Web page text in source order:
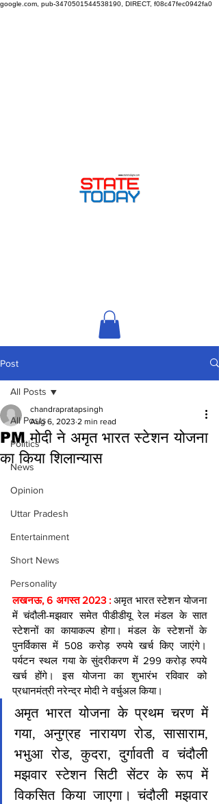
google.com, pub-3470501544538190, DIRECT, f08c47fec0942fa0
Post
All Posts
Politics
News
Opinion
Uttar Pradesh
Entertainment
Short News
Personality
All Posts
PM मोदी ने अमृत भारत स्टेशन योजना
का किया शिलान्यास
chandrapratapsingh
Aug 6, 2023 2 min read
लखनऊ, 6 अगस्त 2023 : अमृत भारत स्टेशन योजना
में चंदौली-मझवार समेत पीडीडीयू रेल मंडल के सात
स्टेशनों का कायाकल्प होगा। मंडल के स्टेशनों के
पुनर्विकास में 508 करोड़ रुपये खर्च किए जाएंगे।
पर्यटन स्थल गया के सुंदरीकरण में 299 करोड़ रुपये
खर्च होंगे। इस योजना का शुभारंभ रविवार को
प्रधानमंत्री नरेन्द्र मोदी ने वर्चुअल किया।
अमृत भारत योजना के प्रथम चरण में
गया, अनुग्रह नारायण रोड, सासाराम,
भभुआ रोड, कुदरा, दुर्गावती व चंदौली
मझवार स्टेशन सिटी सेंटर के रूप में
विकसित किया जाएगा। चंदौली मझवार